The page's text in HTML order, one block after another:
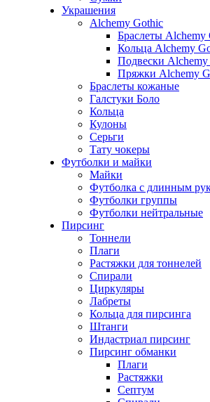
Украшения
Alchemy Gothic
Браслеты Alchemy
Кольца Alchemy
Подвески
Пряжки Alchemy
Браслеты кожаные
Галстуки Боло
Кольца
Кулоны
Серьги
Тату чокеры
Футболки и майки
Майки
Футболка с длинным
Футболки группы
Футболки нейтральные
Пирсинг
Тоннели
Плаги
Растяжки для тоннелей
Спирали
Циркуляры
Лабреты
Кольца для пирсинга
Штанги
Индастриал пирсинг
Пирсинг обманки
Плаги
Растяжки
Септум